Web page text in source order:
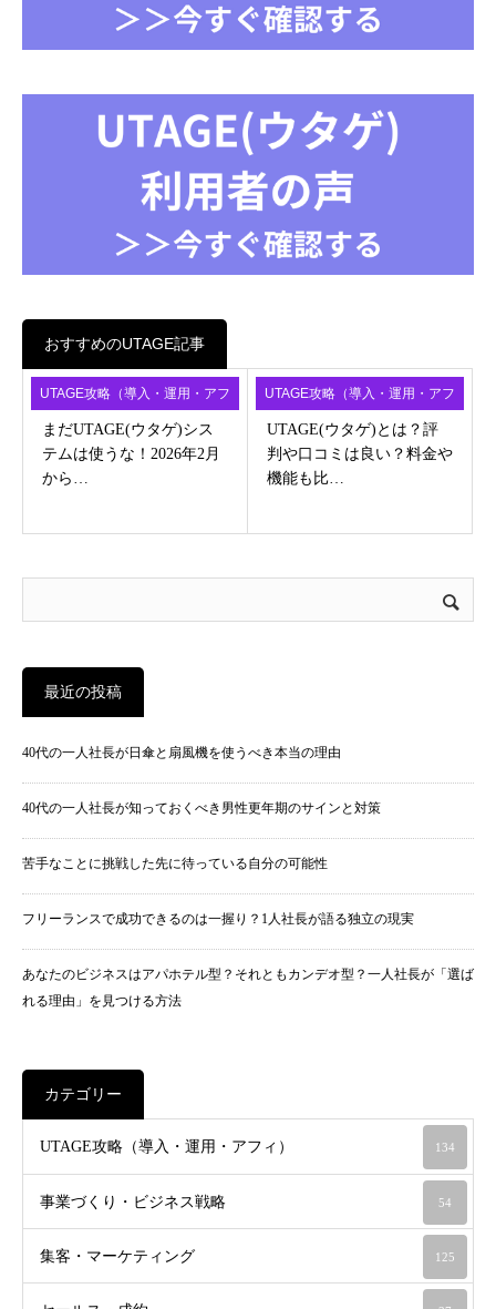
おすすめのUTAGE記事
UTAGE攻略（導入・運用・アフ
ィ）
まだUTAGE(ウタゲ)シス
テムは使うな！2026年2月
から…
UTAGE攻略（導入・運用・アフ
ィ）
UTAGE(ウタゲ)とは？評
判や口コミは良い？料金や
機能も比…
最近の投稿
40代の一人社長が日傘と扇風機を使うべき本当の理由
40代の一人社長が知っておくべき男性更年期のサインと対策
苦手なことに挑戦した先に待っている自分の可能性
フリーランスで成功できるのは一握り？1人社長が語る独立の現実
あなたのビジネスはアパホテル型？それともカンデオ型？一人社長が「選ば
れる理由」を見つける方法
カテゴリー
UTAGE攻略（導入・運用・アフィ） 134
事業づくり・ビジネス戦略 54
集客・マーケティング 125